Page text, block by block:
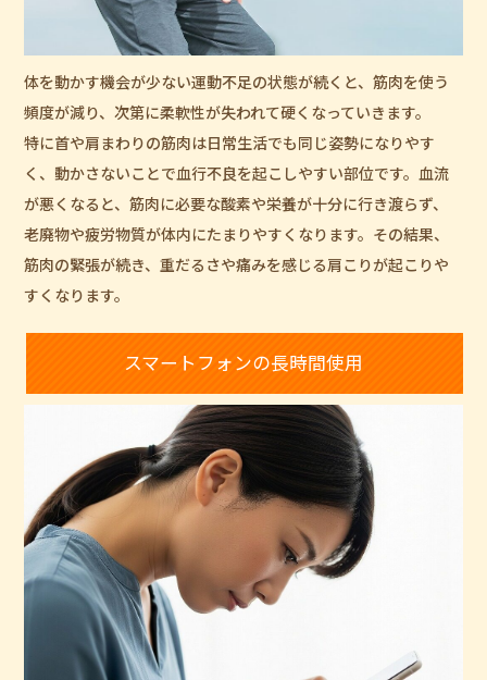
体を動かす機会が少ない運動不足の状態が続くと、筋肉を使う
頻度が減り、次第に柔軟性が失われて硬くなっていきます。
特に首や肩まわりの筋肉は日常生活でも同じ姿勢になりやす
く、動かさないことで血行不良を起こしやすい部位です。血流
が悪くなると、筋肉に必要な酸素や栄養が十分に行き渡らず、
老廃物や疲労物質が体内にたまりやすくなります。その結果、
筋肉の緊張が続き、重だるさや痛みを感じる肩こりが起こりや
すくなります。
スマートフォンの長時間使用